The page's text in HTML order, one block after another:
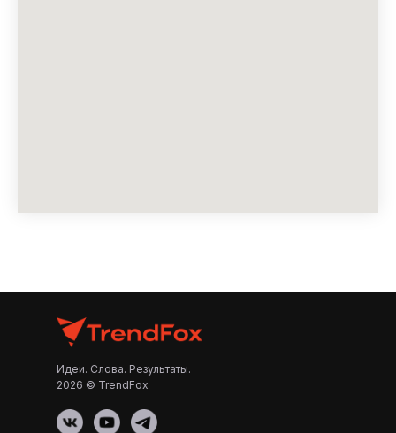
Идеи. Слова. Результаты.
2026 © TrendFox